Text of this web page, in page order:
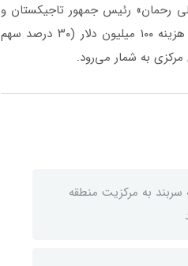
رحمان» رئیس جمهور تاجیکستان و
«شیخ تمیم بن حمد بن خلیفه آل ثانی» امیر قطر افتتاح شد. این مسجد با هزینه ۱۰۰ میلیون دلار (۳۰ درصد سهم
سربند به مركزيت منطقه